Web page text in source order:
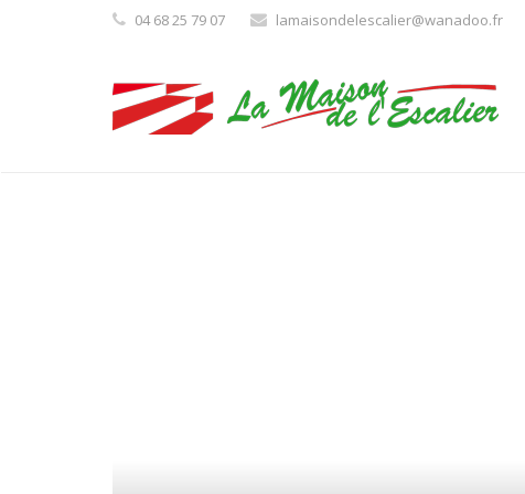
04 68 25 79 07 lamaisondelescalier@wanadoo.fr